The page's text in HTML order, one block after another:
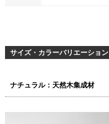
サイズ・カラーバリエーション
ナチュラル：天然木集成材